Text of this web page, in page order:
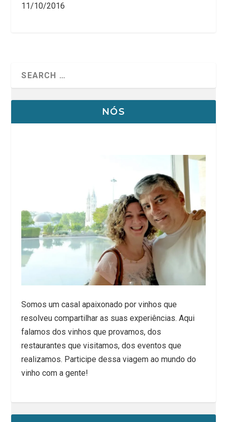
11/10/2016
NÓS
Somos um casal apaixonado por vinhos que
resolveu compartilhar as suas experiências. Aqui
falamos dos vinhos que provamos, dos
restaurantes que visitamos, dos eventos que
realizamos. Participe dessa viagem ao mundo do
vinho com a gente!